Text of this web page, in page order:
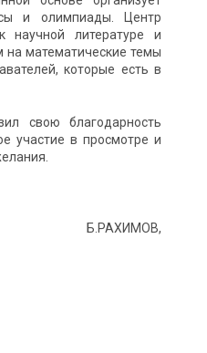
и олимпиады. Центр
научной литературе и
на математические темы
которые есть в
свою благодарность
участие в просмотре и